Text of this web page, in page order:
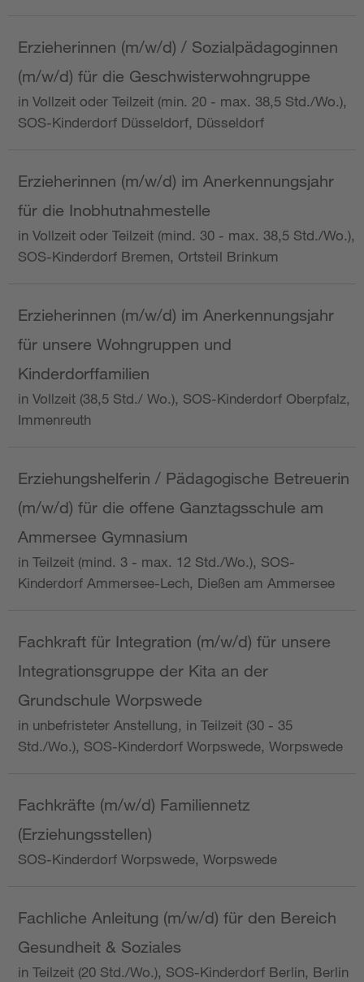
Erzieherinnen (m/w/d) / Sozialpädagoginnen
(m/w/d) für die Geschwisterwohngruppe
in Vollzeit oder Teilzeit (min. 20 - max. 38,5 Std./Wo.),
SOS-Kinderdorf Düsseldorf, Düsseldorf
Erzieherinnen (m/w/d) im Anerkennungsjahr
für die Inobhutnahmestelle
in Vollzeit oder Teilzeit (mind. 30 - max. 38,5 Std./Wo.),
SOS-Kinderdorf Bremen, Ortsteil Brinkum
Erzieherinnen (m/w/d) im Anerkennungsjahr
für unsere Wohngruppen und
Kinderdorffamilien
in Vollzeit (38,5 Std./ Wo.), SOS-Kinderdorf Oberpfalz,
Immenreuth
Erziehungshelferin / Pädagogische Betreuerin
(m/w/d) für die offene Ganztagsschule am
Ammersee Gymnasium
in Teilzeit (mind. 3 - max. 12 Std./Wo.), SOS-
Kinderdorf Ammersee-Lech, Dießen am Ammersee
Fachkraft für Integration (m/w/d) für unsere
Integrationsgruppe der Kita an der
Grundschule Worpswede
in unbefristeter Anstellung, in Teilzeit (30 - 35
Std./Wo.), SOS-Kinderdorf Worpswede, Worpswede
Fachkräfte (m/w/d) Familiennetz
(Erziehungsstellen)
SOS-Kinderdorf Worpswede, Worpswede
Fachliche Anleitung (m/w/d) für den Bereich
Gesundheit & Soziales
in Teilzeit (20 Std./Wo.), SOS-Kinderdorf Berlin, Berlin